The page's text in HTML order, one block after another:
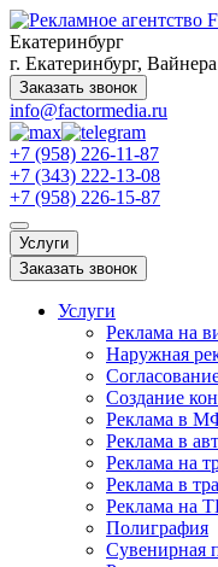
Екатеринбург
г. Екатеринбург,
Заказать звонок
info@factormedia.ru
+7 (958) 226-11-87
+7 (343) 222-13-08
+7 (958) 226-15-87
Услуги
Заказать звонок
Услуги
Реклама на
Наружная
Создание
Реклама в
Реклама в
Реклама на
Реклама в
Реклама на
Полиграфия
Сувенирная